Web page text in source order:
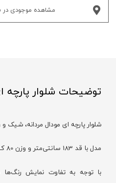
مشاهده موجودی
توضیحات شلوار پارچه ای
شلوار پارچه ای مودال مردانه، شیک
مدل با قد 183 سانتی‌متر و وزن 80 کیلوگرم سایز 32 را پوشیده است
با توجه به تفاوت نمایش